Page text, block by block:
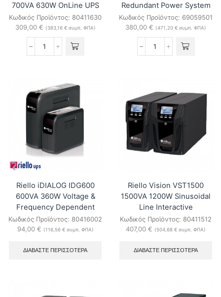
700VA 630W OnLine UPS
Κωδικός Προϊόντος: 80411630
309,00 € (383,16 €συμπ. ΦΠΑ)
Riello
700
630W
OnLine
UPS
ποσότητα
Redundant Power System
Κωδικός Προϊόντος: 69059501
380,00 € (471,20 € συμπ. ΦΠΑ)
Ubiquiti
Power
System
ποσότητα
Riello iDIALOG IDG600
600VA 360W Voltage &
Frequency Dependent
Κωδικός Προϊόντος: 80416002
94,00 € (116,56 €συμπ. ΦΠΑ)
ΔΙΑΒΆΣΤΕ ΠΕΡΙΣΣΌΤΕΡΑ
Riello Vision VST1500
1500VA 1200W Sinusoidal
Line Interactive
Κωδικός Προϊόντος: 80411512
407,00 € (504,68 € συμπ. ΦΠΑ)
ΔΙΑΒΆΣΤΕ ΠΕΡΙΣΣΌΤΕΡΑ